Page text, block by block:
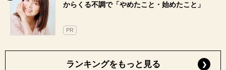
からくる不調で「やめたこと・始めたこと」
PR
ランキングをもっと見る